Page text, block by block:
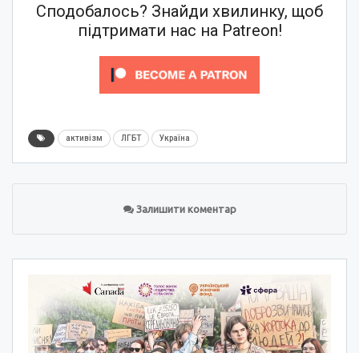
Сподобалось? Знайди хвилинку, щоб
підтримати нас на Patreon!
активізм ЛГБТ Україна
Залишити коментар